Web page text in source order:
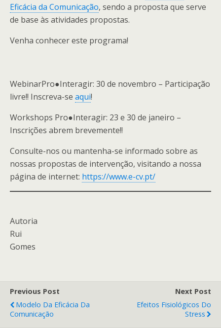
Eficácia da Comunicação, sendo a proposta que serve
de base às atividades propostas.
Venha conhecer este programa!
WebinarPro●Interagir: 30 de novembro – Participação
livre!! Inscreva-se aqui!
Workshops Pro●Interagir: 23 e 30 de janeiro –
Inscrições abrem brevemente!!
Consulte-nos ou mantenha-se informado sobre as
nossas propostas de intervenção, visitando a nossa
página de internet: https://www.e-cv.pt/
Autoria
Rui
Gomes
Previous Post
Modelo Da Eficácia Da
Comunicação
Next Post
Efeitos Fisiológicos Do
Stress